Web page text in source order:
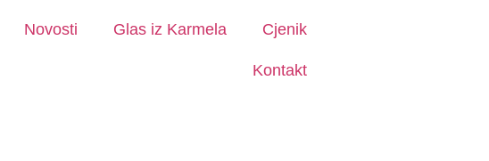
Novosti Glas iz Karmela Cjenik
Kontakt